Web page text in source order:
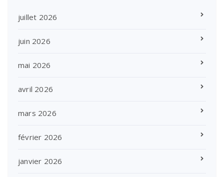
juillet 2026
juin 2026
mai 2026
avril 2026
mars 2026
février 2026
janvier 2026